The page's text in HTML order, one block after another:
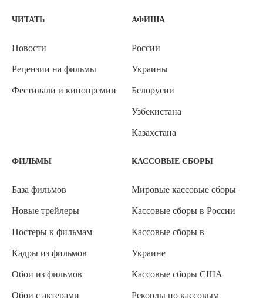
ЧИТАТЬ
Новости
Рецензии на фильмы
Фестивали и кинопремии
АФИША
России
Украины
Белорусии
Узбекистана
Казахстана
ФИЛЬМЫ
База фильмов
Новые трейлеры
Постеры к фильмам
Кадры из фильмов
Обои из фильмов
Обои с актерами
КАССОВЫЕ СБОРЫ
Мировые кассовые сборы
Кассовые сборы в России
Кассовые сборы в
Украине
Кассовые сборы США
Рекорды по кассовым